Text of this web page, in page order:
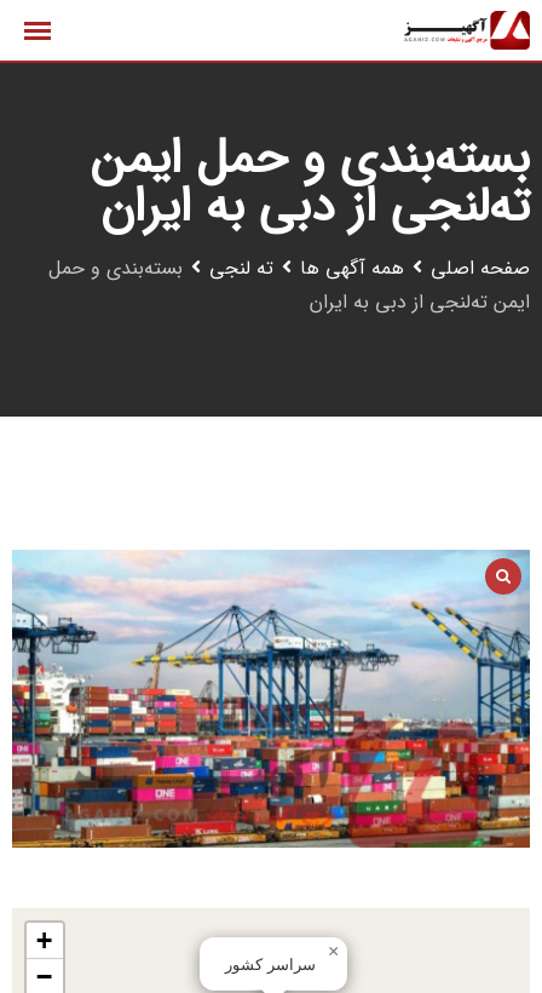
پرش
به
بسته‌بندی و حمل ایمن
ته‌لنجی از دبی به ایران
صفحه اصلی همه آگهی ها ته لنجی
بسته‌بندی و حمل
ایمن ته‌لنجی از دبی به ایران
سراسر کشور
×
+
−